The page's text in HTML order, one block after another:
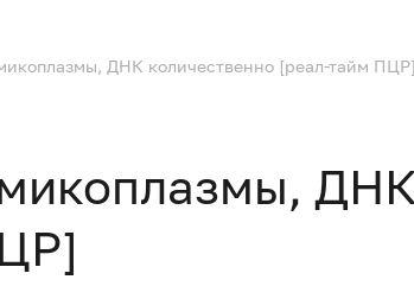
ДНК количественно [реал-тайм ПЦР]